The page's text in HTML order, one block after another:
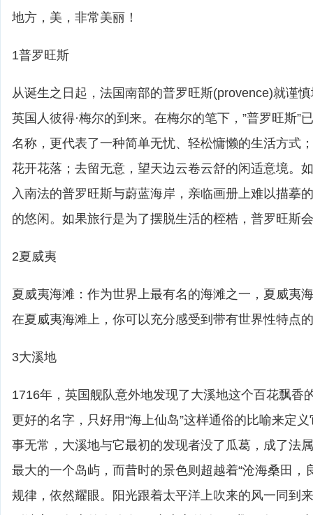
地方，美，非常美丽！
1普罗旺斯
从诞生之日起，法国南部的普罗旺斯(provence)就谨
英国人彼得·梅尔的到来。在梅尔的笔下，”普罗旺斯”
名称，更代表了一种简单无忧、轻松慵懒的生活方式
花开花落；去留无意，望天边云卷云舒的闲适意境。
入南法的普罗旺斯与蔚蓝海岸，亲临画册上难以描摹
的悠闲。如果旅行是为了摆脱生活的桎梏，普罗旺斯
2夏威夷
夏威夷海滩：作为世界上最有名的海滩之一，夏威夷
在夏威夷海滩上，你可以充分感受到带有世界性特点
3大溪地
1716年，英国舰队意外地发现了大溪地这个百花飘香
更好的名字，只好用“海上仙岛”这样通俗的比喻来定
事无常，大溪地与它最初的发现者没了瓜葛，成了法
最大的一个岛屿，而昔时的景色则超越着“沧海桑田，
规律，依然耀眼。阳光跟着太平洋上吹来的风一同到